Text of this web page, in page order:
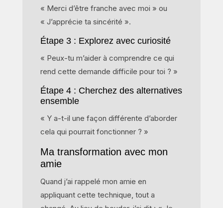
« Merci d’être franche avec moi » ou
« J’apprécie ta sincérité ».
Étape 3 : Explorez avec curiosité
« Peux-tu m’aider à comprendre ce qui
rend cette demande difficile pour toi ? »
Étape 4 : Cherchez des alternatives
ensemble
« Y a-t-il une façon différente d’aborder
cela qui pourrait fonctionner ? »
Ma transformation avec mon
amie
Quand j’ai rappelé mon amie en
appliquant cette technique, tout a